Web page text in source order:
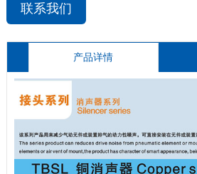
联系我们
产品详情